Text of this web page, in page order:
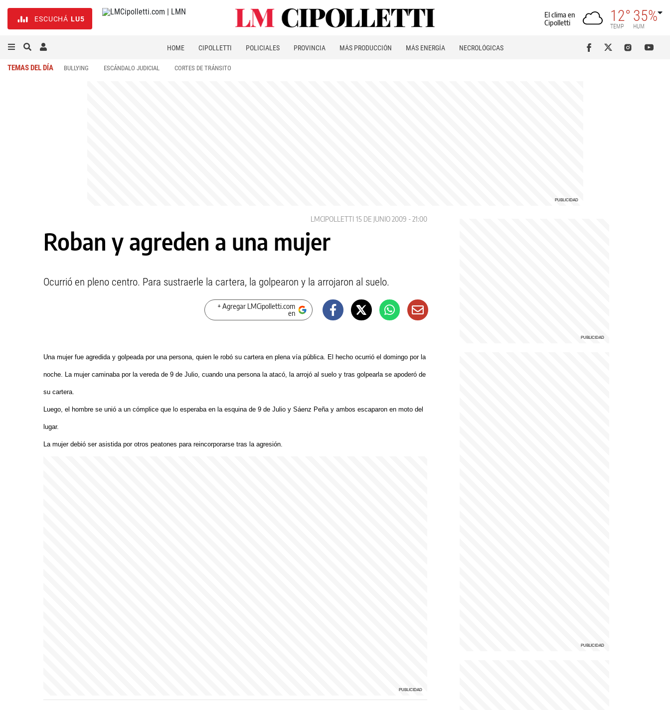
ESCUCHÁ LU5
El clima en
Cipolletti
12°
TEMP
35%
HUM
HOME CIPOLLETTI POLICIALES PROVINCIA MÁS PRODUCCIÓN MÁS ENERGÍA NECROLÓGICAS
TEMAS DEL DÍA BULLYING ESCÁNDALO JUDICIAL CORTES DE TRÁNSITO
LMCIPOLLETTI 15 DE JUNIO 2009 - 21:00
Roban y agreden a una mujer
Ocurrió en pleno centro. Para sustraerle la cartera, la golpearon y la arrojaron al suelo.
+ Agregar LMCipolletti.com
en
Una mujer fue agredida y golpeada por una persona, quien le robó su cartera en plena vía pública. El hecho ocurrió el domingo por la
noche. La mujer caminaba por la vereda de 9 de Julio, cuando una persona la atacó, la arrojó al suelo y tras golpearla se apoderó de
su cartera.
Luego, el hombre se unió a un cómplice que lo esperaba en la esquina de 9 de Julio y Sáenz Peña y ambos escaparon en moto del
lugar.
La mujer debió ser asistida por otros peatones para reincorporarse tras la agresión.